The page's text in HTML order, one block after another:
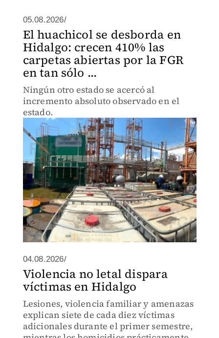
05.08.2026/
El huachicol se desborda en
Hidalgo: crecen 410% las
carpetas abiertas por la FGR
en tan sólo ...
Ningún otro estado se acercó al
incremento absoluto observado en el
estado.
04.08.2026/
Violencia no letal dispara
víctimas en Hidalgo
Lesiones, violencia familiar y amenazas
explican siete de cada diez víctimas
adicionales durante el primer semestre,